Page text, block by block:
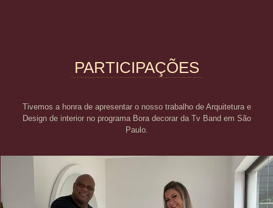
PARTICIPAÇÕES
Tivemos a honra de apresentar o nosso trabalho de Arquitetura e
Design de interior no programa Bora decorar da Tv Band em São
Paulo.